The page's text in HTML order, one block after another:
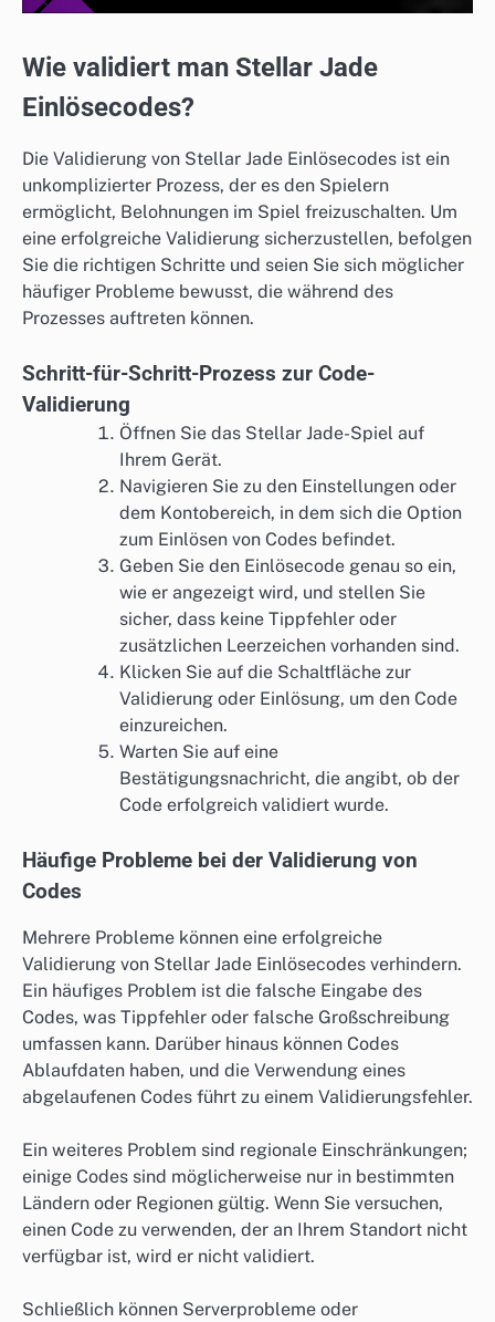
Wie validiert man Stellar Jade
Einlösecodes?
Die Validierung von Stellar Jade Einlösecodes ist ein
unkomplizierter Prozess, der es den Spielern
ermöglicht, Belohnungen im Spiel freizuschalten. Um
eine erfolgreiche Validierung sicherzustellen, befolgen
Sie die richtigen Schritte und seien Sie sich möglicher
häufiger Probleme bewusst, die während des
Prozesses auftreten können.
Schritt-für-Schritt-Prozess zur Code-
Validierung
Öffnen Sie das Stellar Jade-Spiel auf
Ihrem Gerät.
Navigieren Sie zu den Einstellungen oder
dem Kontobereich, in dem sich die Option
zum Einlösen von Codes befindet.
Geben Sie den Einlösecode genau so ein,
wie er angezeigt wird, und stellen Sie
sicher, dass keine Tippfehler oder
zusätzlichen Leerzeichen vorhanden sind.
Klicken Sie auf die Schaltfläche zur
Validierung oder Einlösung, um den Code
einzureichen.
Warten Sie auf eine
Bestätigungsnachricht, die angibt, ob der
Code erfolgreich validiert wurde.
Häufige Probleme bei der Validierung von
Codes
Mehrere Probleme können eine erfolgreiche
Validierung von Stellar Jade Einlösecodes verhindern.
Ein häufiges Problem ist die falsche Eingabe des
Codes, was Tippfehler oder falsche Großschreibung
umfassen kann. Darüber hinaus können Codes
Ablaufdaten haben, und die Verwendung eines
abgelaufenen Codes führt zu einem Validierungsfehler.
Ein weiteres Problem sind regionale Einschränkungen;
einige Codes sind möglicherweise nur in bestimmten
Ländern oder Regionen gültig. Wenn Sie versuchen,
einen Code zu verwenden, der an Ihrem Standort nicht
verfügbar ist, wird er nicht validiert.
Schließlich können Serverprobleme oder